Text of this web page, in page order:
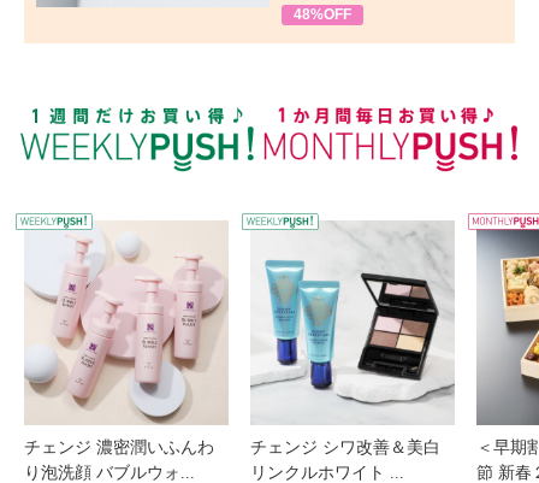
48%OFF
WEEKLY PUSH
チェンジ 濃密潤いふんわ
り泡洗顔 バブルウォ...
チェンジ シワ改善＆美白
リンクルホワイト ...
＜早期
節 新春